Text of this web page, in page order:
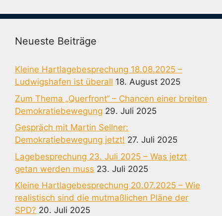
Neueste Beiträge
Kleine Hartlagebesprechung 18.08.2025 –
Ludwigshafen ist überall 18. August 2025
Zum Thema „Querfront“ – Chancen einer breiten
Demokratiebewegung 29. Juli 2025
Gespräch mit Martin Sellner:
Demokratiebewegung jetzt! 27. Juli 2025
Lagebesprechung 23. Juli 2025 – Was jetzt
getan werden muss 23. Juli 2025
Kleine Hartlagebesprechung 20.07.2025 – Wie
realistisch sind die mutmaßlichen Pläne der
SPD? 20. Juli 2025